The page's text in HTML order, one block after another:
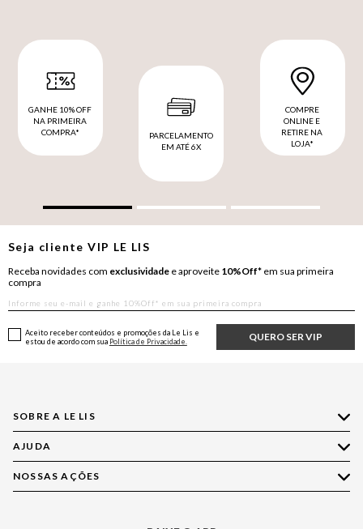
GANHE 10% OFF
NA PRIMEIRA
COMPRA*
PARCELAMENTO
EM ATÉ 6X
COMPRE
ONLINE E
RETIRE NA
LOJA*
Seja clienteVIP LE LIS
Receba novidades com exclusividade e aproveite 10%Off* em sua primeira
compra
QUERO SER VIP
Aceito receber conteúdos e promoções da Le Lis e
estou de acordo com sua Política de Privacidade.
SOBRE A LE LIS
Quem Somos
Nossas Lojas
Política de Privacidade
AJUDA
Compre pelo WhatsApp
NOSSAS AÇÕES